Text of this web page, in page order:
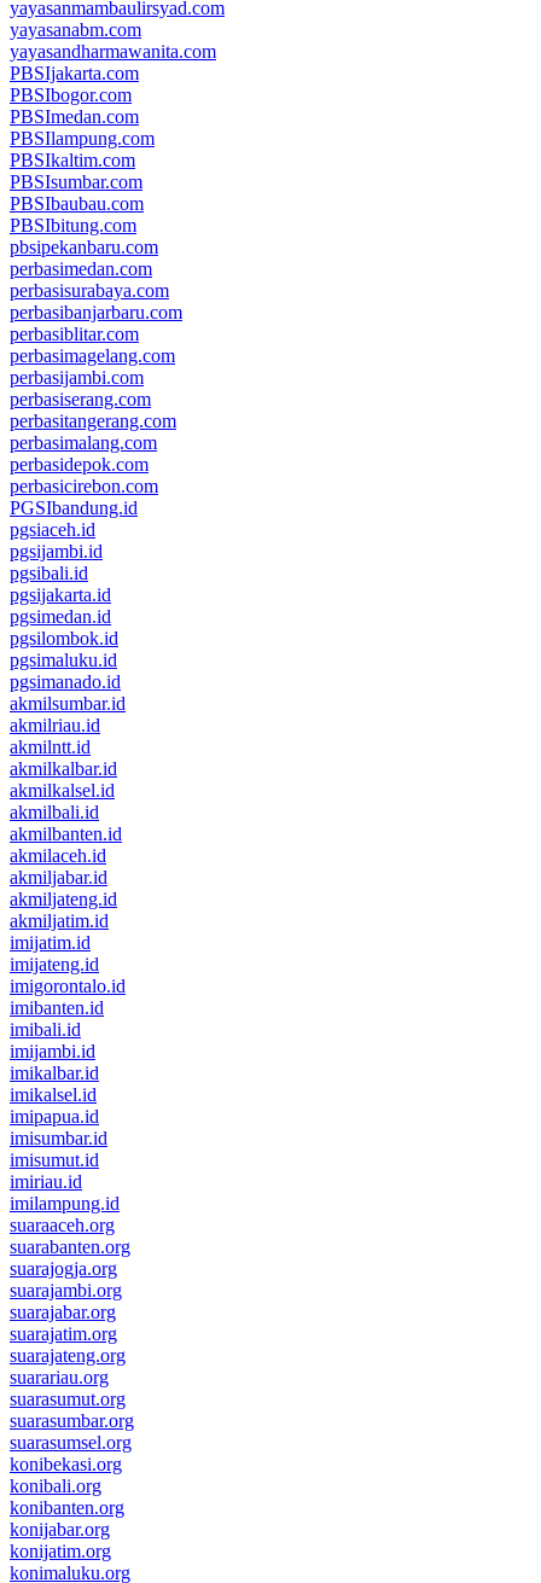
yayasanmambaulirsyad.com
yayasanabm.com
yayasandharmawanita.com
PBSIjakarta.com
PBSIbogor.com
PBSImedan.com
PBSIlampung.com
PBSIkaltim.com
PBSIsumbar.com
PBSIbaubau.com
PBSIbitung.com
pbsipekanbaru.com
perbasimedan.com
perbasisurabaya.com
perbasibanjarbaru.com
perbasiblitar.com
perbasimagelang.com
perbasijambi.com
perbasiserang.com
perbasitangerang.com
perbasimalang.com
perbasidepok.com
perbasicirebon.com
PGSIbandung.id
pgsiaceh.id
pgsijambi.id
pgsibali.id
pgsijakarta.id
pgsimedan.id
pgsilombok.id
pgsimaluku.id
pgsimanado.id
akmilsumbar.id
akmilriau.id
akmilntt.id
akmilkalbar.id
akmilkalsel.id
akmilbali.id
akmilbanten.id
akmilaceh.id
akmiljabar.id
akmiljateng.id
akmiljatim.id
imijatim.id
imijateng.id
imigorontalo.id
imibanten.id
imibali.id
imijambi.id
imikalbar.id
imikalsel.id
imipapua.id
imisumbar.id
imisumut.id
imiriau.id
imilampung.id
suaraaceh.org
suarabanten.org
suarajogja.org
suarajambi.org
suarajabar.org
suarajatim.org
suarajateng.org
suarariau.org
suarasumut.org
suarasumbar.org
suarasumsel.org
konibekasi.org
konibali.org
konibanten.org
konijabar.org
konijatim.org
konimaluku.org